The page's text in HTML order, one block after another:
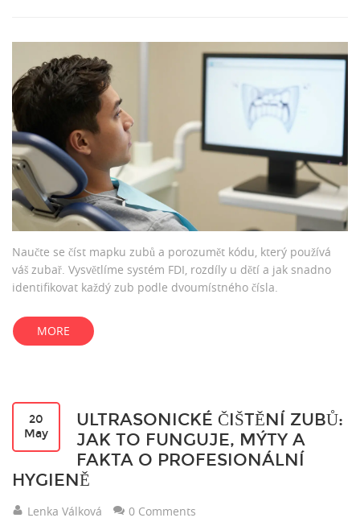
Naučte se číst mapku zubů a porozumět kódu, který používá
váš zubař. Vysvětlíme systém FDI, rozdíly u dětí a jak snadno
identifikovat každý zub podle dvoumístného čísla.
MORE
20
May
ULTRASONICKÉ ČIŠTĚNÍ ZUBŮ:
JAK TO FUNGUJE, MÝTY A
FAKTA O PROFESIONÁLNÍ
HYGIENĚ
Lenka Válková 0 Comments